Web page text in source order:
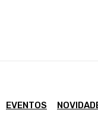
EVENTOS